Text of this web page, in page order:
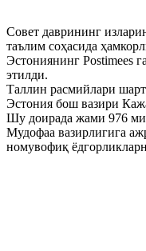
Совет даврининг
таълим соҳасида
Эстониянинг Postimees
этилди.
Таллин расмийлари
Эстония бош вазири
Шу доирада жами 976
Мудофаа вазирлигига
номувофиқ